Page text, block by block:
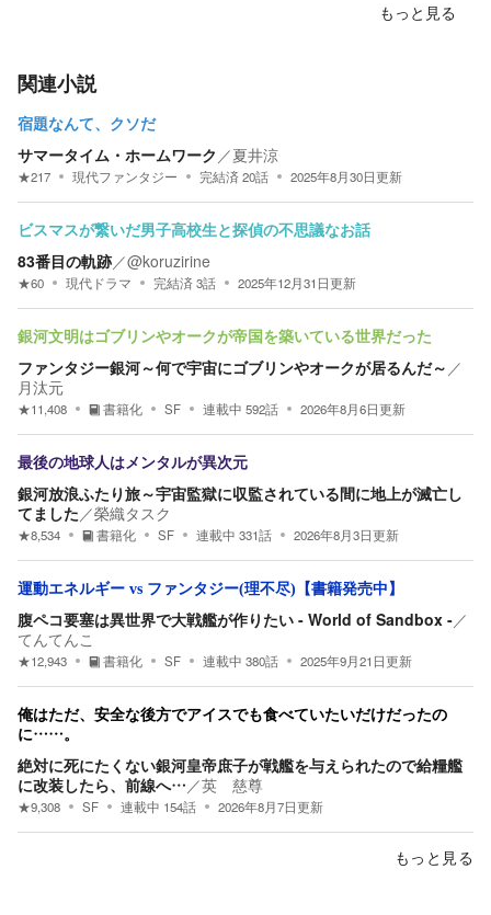
もっと見る
関連小説
宿題なんて、クソだ
サマータイム・ホームワーク ／夏井涼
★217 現代ファンタジー 完結済20話 2025年8月30日更新
ビスマスが繋いだ男子高校生と探偵の不思議なお話
83番目の軌跡／@koruzirine
★60 現代ドラマ 完結済3話 2025年12月31日更新
銀河文明はゴブリンやオークが帝国を築いている世界だった
ファンタジー銀河～何で宇宙にゴブリンやオークが居るんだ～ ／
月汰元
★11,408 書籍化 SF 連載中 592話 2026年8月6日更新
最後の地球人はメンタルが異次元
銀河放浪ふたり旅～宇宙監獄に収監されている間に地上が滅亡し
てました／榮織タスク
★8,534 書籍化 SF 連載中 331話 2026年8月3日更新
運動エネルギー vs ファンタジー(理不尽)【書籍発売中】
腹ペコ要塞は異世界で大戦艦が作りたい - World of Sandbox -／
てんてんこ
★12,943 書籍化 SF 連載中 380話 2025年9月21日更新
俺はただ、安全な後方でアイスでも食べていたいだけだったの
に……。
絶対に死にたくない銀河皇帝庶子が戦艦を与えられたので給糧艦
に改装したら、前線へ…／英 慈尊
★9,308 SF 連載中 154話 2026年8月7日更新
もっと見る